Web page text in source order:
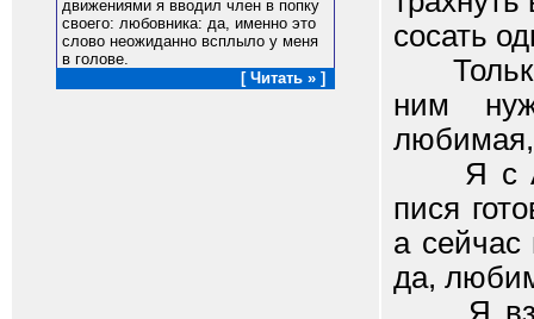
движениями я вводил член в попку
своего: любовника: да, именно это
слово неожиданно всплыло у меня
в голове.
[ Читать » ]
сосать
Только
ним
Я с
пися
а
да,
Я